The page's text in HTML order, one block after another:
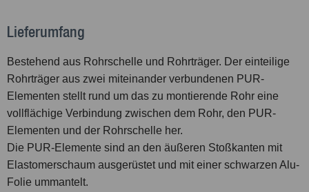
Lieferumfang
Bestehend aus Rohrschelle und Rohrträger. Der einteilige
Rohrträger aus zwei miteinander verbundenen PUR-
Elementen stellt rund um das zu montierende Rohr eine
vollflächige Verbindung zwischen dem Rohr, den PUR-
Elementen und der Rohrschelle her.
Die PUR-Elemente sind an den äußeren Stoßkanten mit
Elastomerschaum ausgerüstet und mit einer schwarzen Alu-
Folie ummantelt.